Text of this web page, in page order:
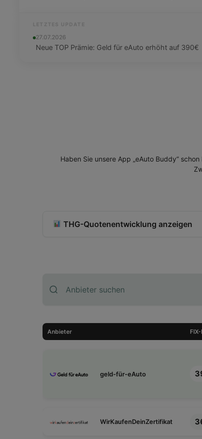
27.07.2026
Neue TOP Prämie: Geld für eAuto erhöht auf 390€
Haben Sie unsere App „eAuto Buddy“
THG-Quotenentwicklung anzeigen
Anbieter
geld-für-eAuto
WirKaufenDeinZertifikat